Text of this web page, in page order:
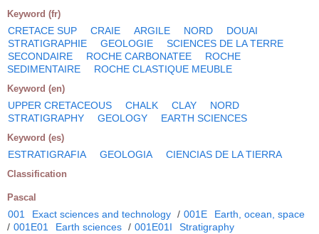
Keyword (fr)
CRETACE SUP CRAIE ARGILE NORD
DOUAI
STRATIGRAPHIE
GEOLOGIE
SCIENCES DE LA TERRE
SECONDAIRE
ROCHE CARBONATEE
ROCHE
SEDIMENTAIRE
ROCHE CLASTIQUE MEUBLE
Keyword (en)
UPPER CRETACEOUS CHALK CLAY
NORD
STRATIGRAPHY
GEOLOGY EARTH SCIENCES
Keyword (es)
ESTRATIGRAFIA GEOLOGIA CIENCIAS DE LA TIERRA
Classification
Pascal
001 Exact sciences and technology / 001E
Earth, ocean, space
/ 001E01 Earth sciences / 001E01I Stratigraphy